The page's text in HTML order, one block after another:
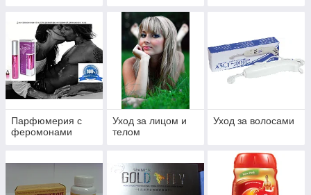
Парфюмерия с
феромонами
Уход за лицом и
телом
Уход за волосами